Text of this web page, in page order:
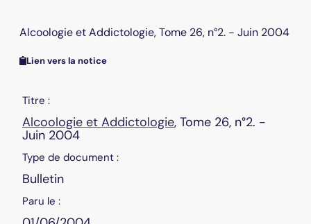
Alcoologie et Addictologie, Tome 26, n°2. - Juin 2004
Lien vers la notice
Titre :
Alcoologie et Addictologie, Tome 26, n°2. -
Juin 2004
Type de document :
Bulletin
Paru le :